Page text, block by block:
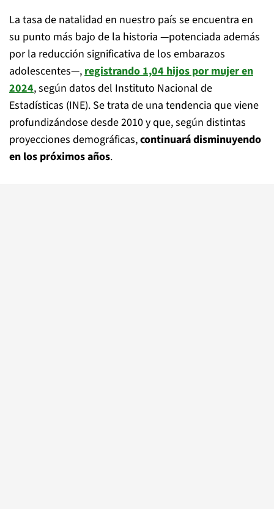
La tasa de natalidad en nuestro país se encuentra en
su punto más bajo de la historia —potenciada además
por la reducción significativa de los embarazos
adolescentes—,registrando 1,04 hijos por mujer en
2024, según datos del Instituto Nacional de
Estadísticas (INE). Se trata de una tendencia que viene
profundizándose desde 2010 y que, según distintas
proyecciones demográficas,continuará disminuyendo
en los próximos años.